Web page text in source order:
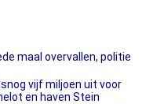
maal overvallen, politie
vijf miljoen uit voor
en haven Stein